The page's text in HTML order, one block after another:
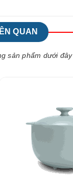
QUAN
sản phẩm dưới đây